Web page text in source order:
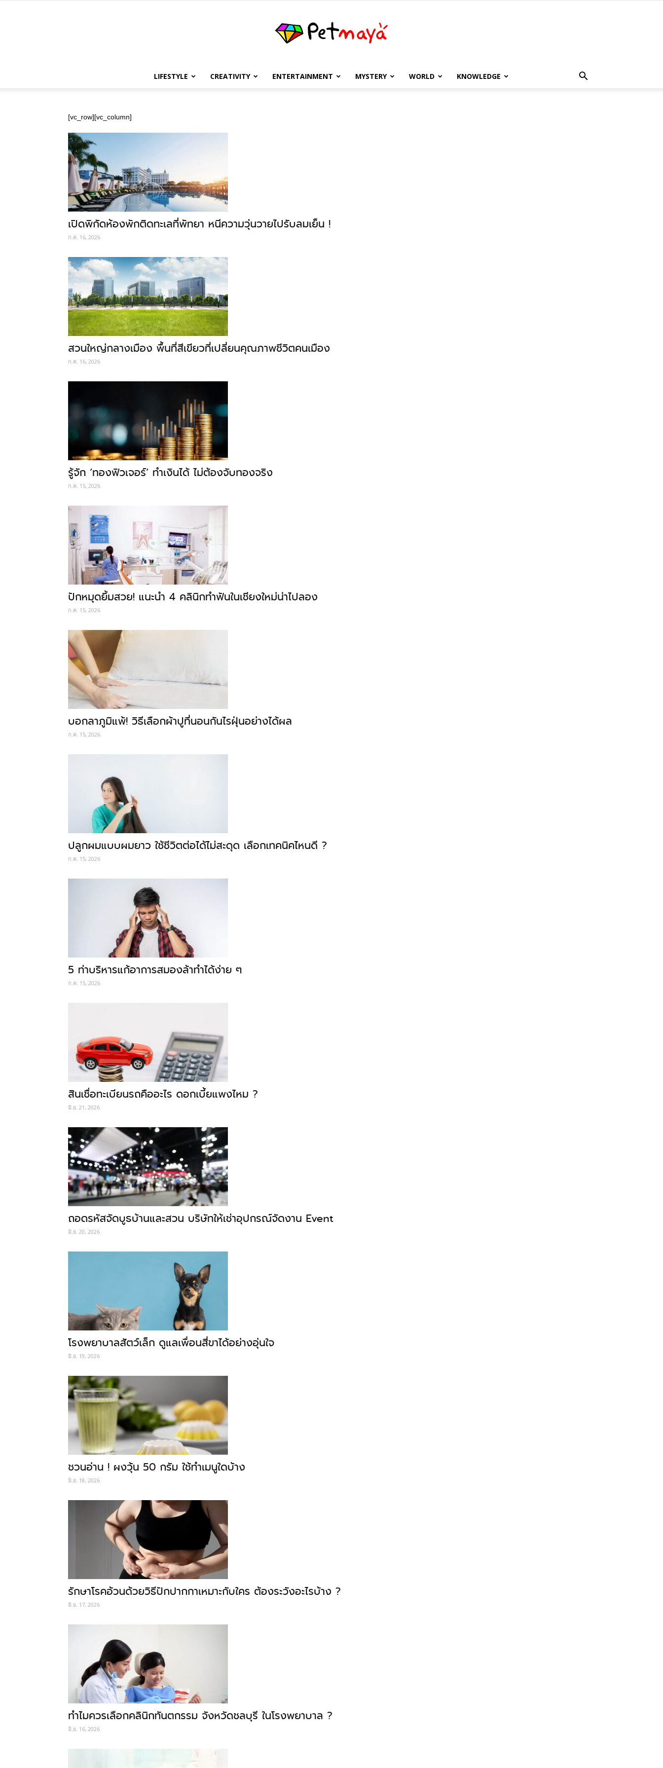
เพชร
LIFESTYLE CREATIVITY ENTERTAINMENT MYSTERY WORLD KNOWLEDGE
[vc_row][vc_column]
เปิดพิกัดห้องพักติดทะเลที่พัทยา หนีความวุ่นวายไปรับลมเย็น !
ก.ค. 16, 2026
สวนใหญ่กลางเมือง พื้นที่สีเขียวที่เปลี่ยนคุณภาพชีวิตคนเมือง
ก.ค. 16, 2026
รู้จัก ‘ทองฟิวเจอร์’ ทำเงินได้ ไม่ต้องจับทองจริง
ก.ค. 15, 2026
ปักหมุดยิ้มสวย! แนะนำ 4 คลินิกทำฟันในเชียงใหม่น่าไปลอง
ก.ค. 15, 2026
บอกลาภูมิแพ้! วิธีเลือกผ้าปูที่นอนกันไรฝุ่นอย่างได้ผล
ก.ค. 15, 2026
ปลูกผมแบบผมยาว ใช้ชีวิตต่อได้ไม่สะดุด เลือกเทคนิคไหนดี ?
ก.ค. 15, 2026
5 ท่าบริหารแก้อาการสมองล้าทำได้ง่าย ๆ
ก.ค. 15, 2026
สินเชื่อทะเบียนรถคืออะไร ดอกเบี้ยแพงไหม ?
มิ.ย. 21, 2026
ถอดรหัสจัดบูธบ้านและสวน บริษัทให้เช่าอุปกรณ์จัดงาน Event
มิ.ย. 20, 2026
โรงพยาบาลสัตว์เล็ก ดูแลเพื่อนสี่ขาได้อย่างอุ่นใจ
มิ.ย. 19, 2026
ชวนอ่าน ! ผงวุ้น 50 กรัม ใช้ทำเมนูใดบ้าง
มิ.ย. 18, 2026
รักษาโรคอ้วนด้วยวิธีปักปากกาเหมาะกับใคร ต้องระวังอะไรบ้าง ?
มิ.ย. 17, 2026
ทำไมควรเลือกคลินิกทันตกรรม จังหวัดชลบุรี ในโรงพยาบาล ?
มิ.ย. 16, 2026